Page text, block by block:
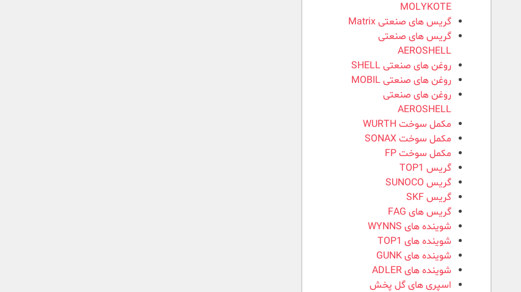
MOLYKOTE
گریس های صنعتی Matrix
گریس های صنعتی
AEROSHELL
روغن های صنعتی SHELL
روغن های صنعتی MOBIL
روغن های صنعتی
AEROSHELL
مکمل سوخت WURTH
مکمل سوخت SONAX
مکمل سوخت FP
گریس TOP1
گریس SUNOCO
گریس SKF
گریس های FAG
شوینده های WYNNS
شوینده های TOP1
شوینده های GUNK
شوینده های ADLER
اسپری های گل پخش